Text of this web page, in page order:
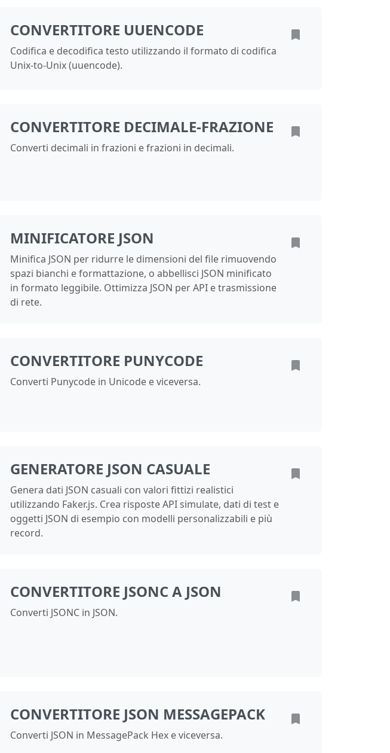
CONVERTITORE UUENCODE
Codifica e decodifica testo utilizzando il formato di codifica
Unix-to-Unix (uuencode).
CONVERTITORE DECIMALE-FRAZIONE
Converti decimali in frazioni e frazioni in decimali.
MINIFICATORE JSON
Minifica JSON per ridurre le dimensioni del file rimuovendo
spazi bianchi e formattazione, o abbellisci JSON minificato
in formato leggibile. Ottimizza JSON per API e trasmissione
di rete.
CONVERTITORE PUNYCODE
Converti Punycode in Unicode e viceversa.
GENERATORE JSON CASUALE
Genera dati JSON casuali con valori fittizi realistici
utilizzando Faker.js. Crea risposte API simulate, dati di test e
oggetti JSON di esempio con modelli personalizzabili e più
record.
CONVERTITORE JSONC A JSON
Converti JSONC in JSON.
CONVERTITORE JSON MESSAGEPACK
Converti JSON in MessagePack Hex e viceversa.